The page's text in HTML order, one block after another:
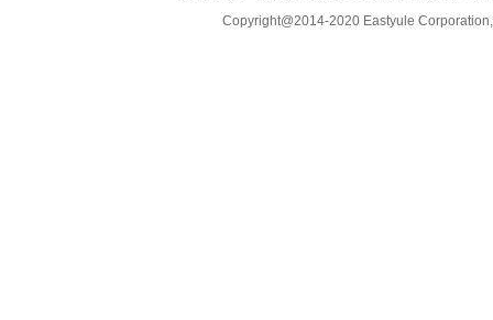
Copyright@2014-2020 Eastyule